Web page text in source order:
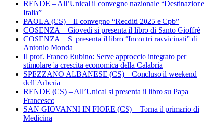
RENDE – All’Unical il convegno nazionale “Destinazione
Italia”
PAOLA (CS) – Il convegno “Redditi 2025 e Cpb”
COSENZA – Giovedì si presenta il libro di Santo Gioffrè
COSENZA – Si presenta il libro “Incontri ravvicinati” di
Antonio Monda
Il prof. Franco Rubino: Serve approccio integrato per
stimolare la crescita economica della Calabria
SPEZZANO ALBANESE (CS) – Concluso il weekend
dell’Arberia
RENDE (CS) – All’Unical si presenta il libro su Papa
Francesco
SAN GIOVANNI IN FIORE (CS) – Torna il primario di
Medicina